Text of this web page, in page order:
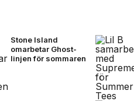
Stone Island
omarbetar Ghost-
linjen för sommaren